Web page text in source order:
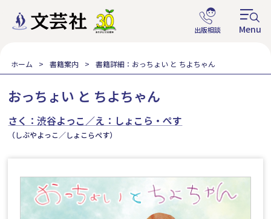
ホーム 書籍案内 書籍詳細：おっちょい と ちよちゃん
おっちょい と ちよちゃん
さく：渋谷よっこ／え：しょこら・ぺす
（しぶやよっこ／しょこらぺす）